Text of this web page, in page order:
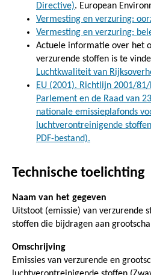
Directive). European
Vermesting en verzuring:
Vermesting en verzuring:
Actuele informatie over het
verzurende stoffen is te
Luchtkwaliteit van
EU (2001). Richtlijn 2001/
Parlement en de Raad van
nationale emissieplafonds
luchtverontreinigende
PDF-bestand).
Technische toelichting
Naam van het gegeven
Uitstoot (emissie) van verzurende
stoffen die bijdragen aan
Omschrijving
Emissies van verzurende en